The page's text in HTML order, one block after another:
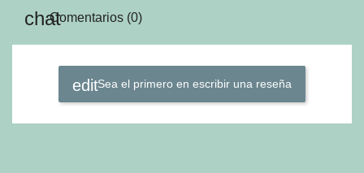
Comentarios (0)
Sea el primero en escribir una reseña